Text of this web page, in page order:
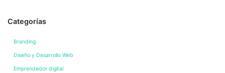
Categorías
Branding
Diseño y Desarrollo Web
Emprendedor digital